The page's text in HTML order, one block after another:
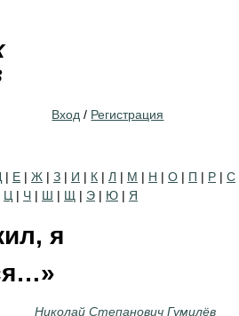
Вход / Регистрация
| Е | Ж | З | И | К | Л | М | Н | О | П | Р | С
Ц | Ч | Ш | Щ | Э | Ю | Я
я
Николай Степанович Гумилёв